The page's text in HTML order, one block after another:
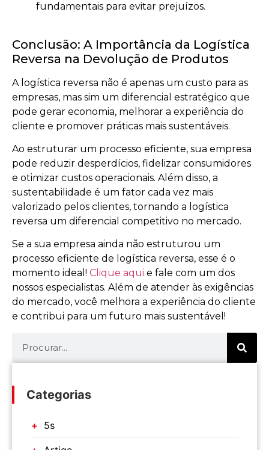
fundamentais para evitar prejuízos.
Conclusão: A Importância da Logística
Reversa na Devolução de Produtos
A logística reversa não é apenas um custo para as
empresas, mas sim um diferencial estratégico que
pode gerar economia, melhorar a experiência do
cliente e promover práticas mais sustentáveis.
Ao estruturar um processo eficiente, sua empresa
pode reduzir desperdícios, fidelizar consumidores
e otimizar custos operacionais. Além disso, a
sustentabilidade é um fator cada vez mais
valorizado pelos clientes, tornando a logística
reversa um diferencial competitivo no mercado.
Se a sua empresa ainda não estruturou um
processo eficiente de logística reversa, esse é o
momento ideal! Clique aqui e fale com um dos
nossos especialistas. Além de atender às exigências
do mercado, você melhora a experiência do cliente
e contribui para um futuro mais sustentável!
Categorias
5s